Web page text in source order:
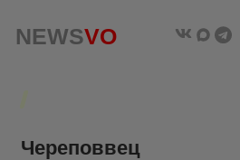
NEWSVO
NEWSVO
Череповвец